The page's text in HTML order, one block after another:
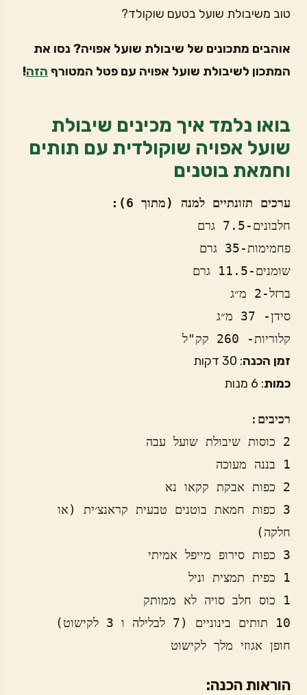
טוב משיבולת שועל בטעם שוקולד?
אוהבים מתכונים של שיבולת שועל אפויה? נסו את
המתכון לשיבולת שועל אפויה עם פטל המטורף הזה!
בואו נלמד איך מכינים שיבולת
שועל אפויה שוקולדית עם תותים
וחמאת בוטנים
ערכים תזונתיים למנה (מתוך 6):
קלוריות- 260 קק"ל
זמן הכנה: 30 דקות
כמות: 6 מנות
רכיבים
חופן אגוזי מלך לקישוט
הוראות הכנה: